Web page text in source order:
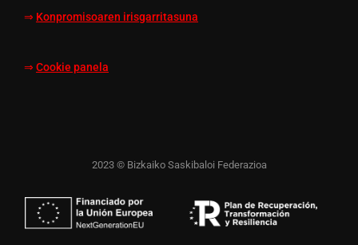
⇒ Konpromisoaren irisgarritasuna
⇒ Cookie panela
2023 © Bizkaiko Saskibaloi Federazioa